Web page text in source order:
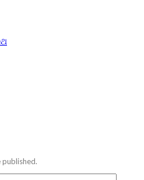
published.